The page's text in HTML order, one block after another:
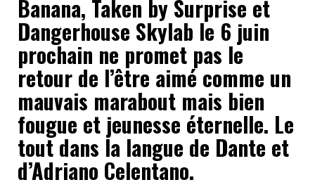
Banana, Taken by Surprise et
Dangerhouse Skylab le 6 juin
prochain ne promet pas le
retour de l’être aimé comme un
mauvais marabout mais bien
fougue et jeunesse éternelle. Le
tout dans la langue de Dante et
d’Adriano Celentano.